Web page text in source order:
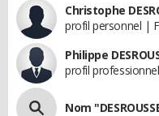
Christophe
profil personnel |
Philippe
profil
Nom